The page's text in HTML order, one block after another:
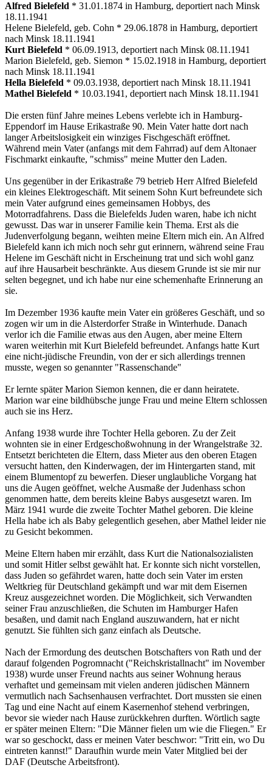
Alfred Bielefeld * 31.01.1874 in Hamburg, deportiert nach Minsk
18.11.1941
Helene Bielefeld, geb. Cohn * 29.06.1878 in Hamburg, deportiert
nach Minsk 18.11.1941
Kurt Bielefeld * 06.09.1913, deportiert nach Minsk 08.11.1941
Marion Bielefeld, geb. Siemon * 15.02.1918 in Hamburg, deportiert
nach Minsk 18.11.1941
Hella Bielefeld * 09.03.1938, deportiert nach Minsk 18.11.1941
Mathel Bielefeld * 10.03.1941, deportiert nach Minsk 18.11.1941
Die ersten fünf Jahre meines Lebens verlebte ich in Hamburg-
Eppendorf im Hause Erikastraße 90. Mein Vater hatte dort nach
langer Arbeitslosigkeit ein winziges Fischgeschäft eröffnet.
Während mein Vater (anfangs mit dem Fahrrad) auf dem Altonaer
Fischmarkt einkaufte, "schmiss" meine Mutter den Laden.
Uns gegenüber in der Erikastraße 79 betrieb Herr Alfred Bielefeld
ein kleines Elektrogeschäft. Mit seinem Sohn Kurt befreundete sich
mein Vater aufgrund eines gemeinsamen Hobbys, des
Motorradfahrens. Dass die Bielefelds Juden waren, habe ich nicht
gewusst. Das war in unserer Familie kein Thema. Erst als die
Judenverfolgung begann, weihten meine Eltern mich ein. An Alfred
Bielefeld kann ich mich noch sehr gut erinnern, während seine Frau
Helene im Geschäft nicht in Erscheinung trat und sich wohl ganz
auf ihre Hausarbeit beschränkte. Aus diesem Grunde ist sie mir nur
selten begegnet, und ich habe nur eine schemenhafte Erinnerung an
sie.
Im Dezember 1936 kaufte mein Vater ein größeres Geschäft, und so
zogen wir um in die Alsterdorfer Straße in Winterhude. Danach
verlor ich die Familie etwas aus den Augen, aber meine Eltern
waren weiterhin mit Kurt Bielefeld befreundet. Anfangs hatte Kurt
eine nicht-jüdische Freundin, von der er sich allerdings trennen
musste, wegen so genannter "Rassenschande"
Er lernte später Marion Siemon kennen, die er dann heiratete.
Marion war eine bildhübsche junge Frau und meine Eltern schlossen
auch sie ins Herz.
Anfang 1938 wurde ihre Tochter Hella geboren. Zu der Zeit
wohnten sie in einer Erdgeschoßwohnung in der Wrangelstraße 32.
Entsetzt berichteten die Eltern, dass Mieter aus den oberen Etagen
versucht hatten, den Kinderwagen, der im Hintergarten stand, mit
einem Blumentopf zu bewerfen. Dieser unglaubliche Vorgang hat
uns die Augen geöffnet, welche Ausmaße der Judenhass schon
genommen hatte, dem bereits kleine Babys ausgesetzt waren. Im
März 1941 wurde die zweite Tochter Mathel geboren. Die kleine
Hella habe ich als Baby gelegentlich gesehen, aber Mathel leider nie
zu Gesicht bekommen.
Meine Eltern haben mir erzählt, dass Kurt die Nationalsozialisten
und somit Hitler selbst gewählt hat. Er konnte sich nicht vorstellen,
dass Juden so gefährdet waren, hatte doch sein Vater im ersten
Weltkrieg für Deutschland gekämpft und war mit dem Eisernen
Kreuz ausgezeichnet worden. Die Möglichkeit, sich Verwandten
seiner Frau anzuschließen, die Schuten im Hamburger Hafen
besaßen, und damit nach England auszuwandern, hat er nicht
genutzt. Sie fühlten sich ganz einfach als Deutsche.
Nach der Ermordung des deutschen Botschafters von Rath und der
darauf folgenden Pogromnacht ("Reichskristallnacht" im November
1938) wurde unser Freund nachts aus seiner Wohnung heraus
verhaftet und gemeinsam mit vielen anderen jüdischen Männern
vermutlich nach Sachsenhausen verfrachtet. Dort mussten sie einen
Tag und eine Nacht auf einem Kasernenhof stehend verbringen,
bevor sie wieder nach Hause zurückkehren durften. Wörtlich sagte
er später meinen Eltern: "Die Männer fielen um wie die Fliegen." Er
war so geschockt, dass er meinen Vater beschwor: "Tritt ein, wo Du
eintreten kannst!" Daraufhin wurde mein Vater Mitglied bei der
DAF (Deutsche Arbeitsfront).